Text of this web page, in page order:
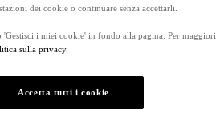
dei cookie o continuare senza accettarli.
i miei cookie' in fondo alla pagina. Per maggiori
sulla privacy.
Accetta tutti i cookie